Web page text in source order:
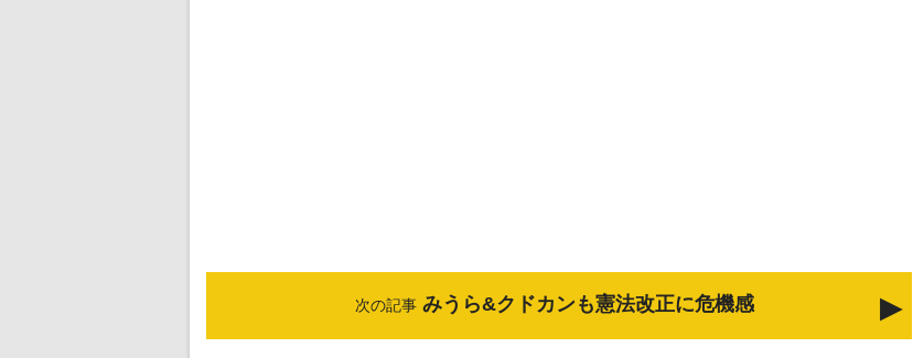
次の記事 みうら&クドカンも憲法改正に危機感